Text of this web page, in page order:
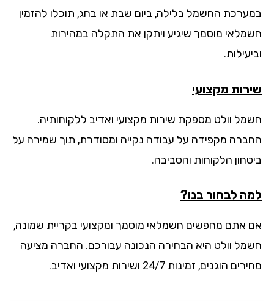
החשמל בלילה, ביום שבת או בחג, תוכלו להזמין
מוסמך שיגיע ויתקן את התקלה במהירות
מקצועי
וולט מספקת שירות מקצועי ואדיב ללקוחותיה.
מקפידה על עבודה נקייה ומסודרת, תוך שמירה על
הלקוחות והסביבה.
לבחור בנו?
אתם מחפשים חשמלאי מוסמך ומקצועי בקריית שמונה,
וולט היא הבחירה הנכונה עבורכם. החברה מציעה
הוגנים, זמינות 24/7 ושירות מקצועי ואדיב.